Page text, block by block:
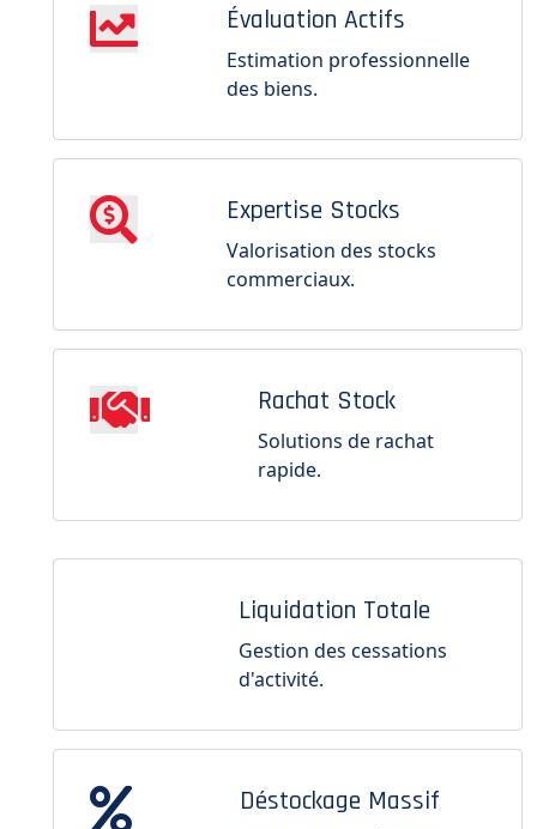
Évaluation Actifs
Estimation professionnelle
des biens.
Expertise Stocks
Valorisation des stocks
commerciaux.
Rachat Stock
Solutions de rachat
rapide.
Liquidation Totale
Gestion des cessations
d'activité.
Déstockage Massif